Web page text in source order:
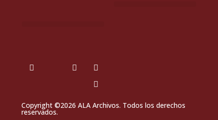
Copyright ©2026 ALA Archivos. Todos los derechos
reservados.